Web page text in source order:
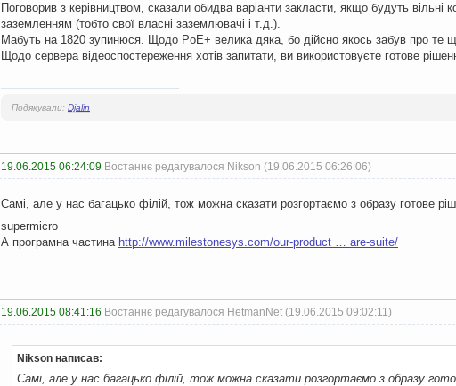
Поговорив з керівництвом, сказали обидва варіанти закласти, якщо будуть
заземленням (тобто свої власні заземлювачі і т.д.).
Мабуть на 1820 зупинюся. Щодо PoE+ велика дяка, бо дійсно якось забув про те
Щодо сервера відеоспостереження хотів запитати, ви використовуєте готове
Подякували: Djalin
19.06.2015 06:24:09 Востаннє редагувалося Nikson (19.06.2015 06:26:06)
Самі, але у нас багацько філій, тож можна сказати розгортаємо з образу готове
supermicro
А програмна частина http://www.milestonesys.com/our-product … are-suite/
19.06.2015 08:41:16 Востаннє редагувалося HetmanNet (19.06.2015 09:02:11)
Nikson написав:
Самі, але у нас багацько філій, тож можна сказати розгортаємо з образу